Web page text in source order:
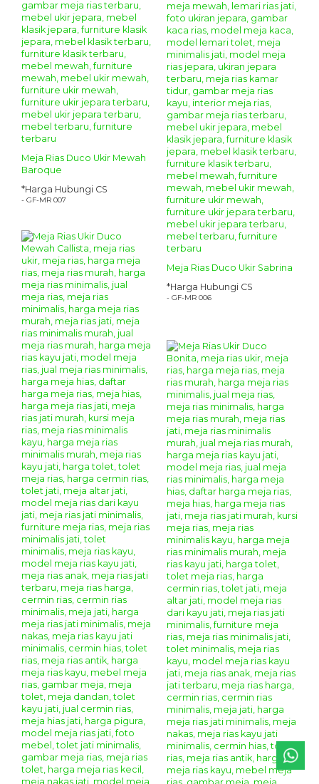
Meja Rias Duco Ukir Mewah
Baroque
*Harga Hubungi CS
- GF-MR 007
Meja Rias Duco Ukir Sabrina
*Harga Hubungi CS
- GF-MR 006